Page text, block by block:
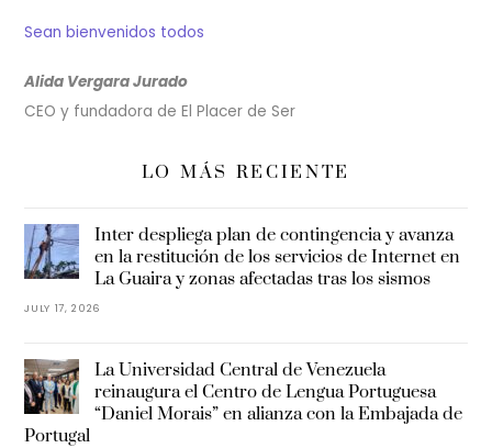
Sean bienvenidos todos
Alida Vergara Jurado
CEO y fundadora de El Placer de Ser
LO MÁS RECIENTE
Inter despliega plan de contingencia y avanza
en la restitución de los servicios de Internet en
La Guaira y zonas afectadas tras los sismos
JULY 17, 2026
La Universidad Central de Venezuela
reinaugura el Centro de Lengua Portuguesa
“Daniel Morais” en alianza con la Embajada de
Portugal